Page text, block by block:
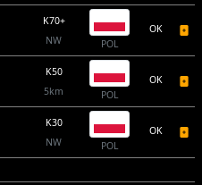
K70+
NW
POL
OK
K50
5km
POL
OK
K30
NW
POL
OK